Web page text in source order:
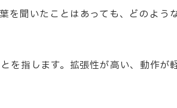
を聞いたことはあっても、どのよう
指します。拡張性が高い、動作が